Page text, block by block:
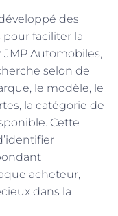
des
faciliter la
JMP Automobiles,
selon de
le modèle, le
la catégorie de
Cette
acheteur,
dans la